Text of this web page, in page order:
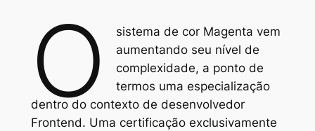
O
sistema de cor Magenta vem
aumentando seu nível de
complexidade, a ponto de
termos uma especialização
dentro do contexto de desenvolvedor
Frontend. Uma certificação exclusivamente